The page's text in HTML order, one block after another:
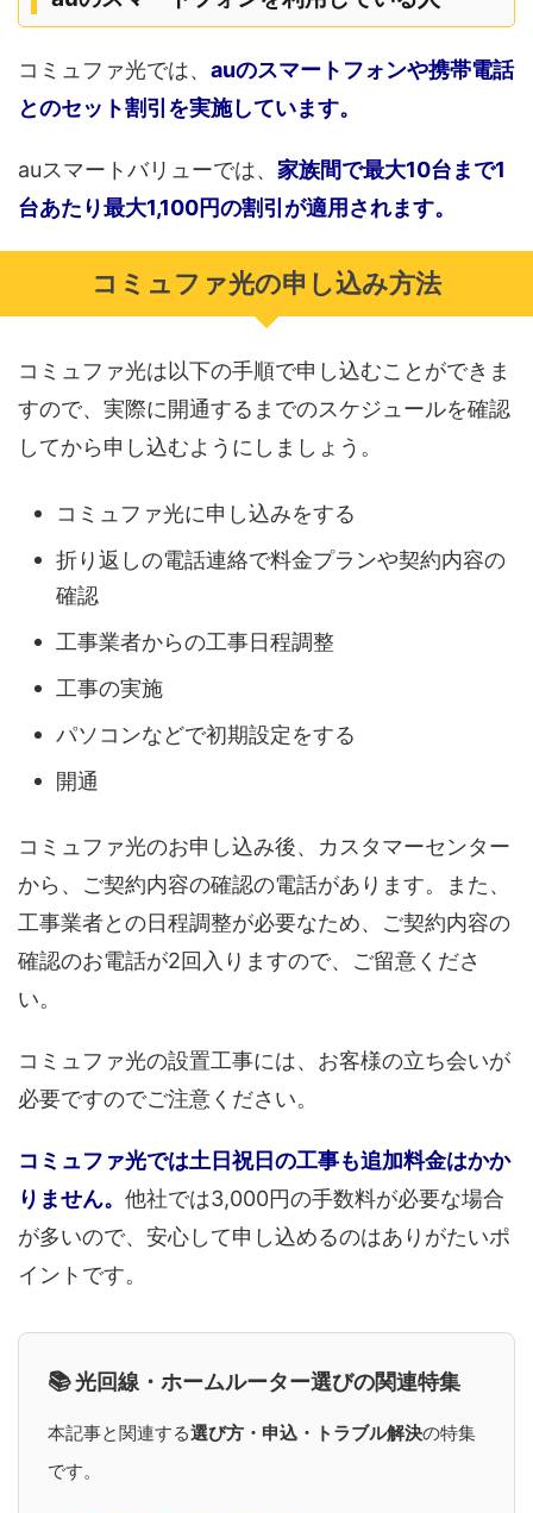
コミュファ光では、 auのスマートフォンや携帯電話
とのセット割引を実施しています。
auスマートバリューでは、 家族間で最大10台まで1
台あたり最大1,100円の割引が適用されます。
コミュファ光の申し込み方法
コミュファ光は以下の手順で申し込むことができま
すので、実際に開通するまでのスケジュールを確認
してから申し込むようにしましょう。
コミュファ光に申し込みをする
折り返しの電話連絡で料金プランや契約内容の
確認
工事業者からの工事日程調整
工事の実施
パソコンなどで初期設定をする
開通
コミュファ光のお申し込み後、カスタマーセンター
から、ご契約内容の確認の電話があります。また、
工事業者との日程調整が必要なため、ご契約内容の
確認のお電話が2回入りますので、ご留意くださ
い。
コミュファ光の設置工事には、お客様の立ち会いが
必要ですのでご注意ください。
コミュファ光では土日祝日の工事も追加料金はかか
りません。 他社では3,000円の手数料が必要な場合
が多いので、安心して申し込めるのはありがたいポ
イントです。
📚 光回線・ホームルーター選びの関連特集
本記事と関連する選び方・申込・トラブル解決の特集
です。